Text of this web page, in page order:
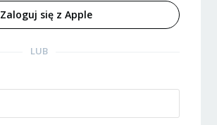
Zaloguj się z Apple
LUB